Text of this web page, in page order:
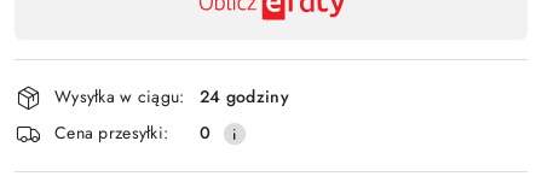
płatność
i
dostawa
Wysyłka w ciągu:
24 godziny
Cena przesyłki:
0